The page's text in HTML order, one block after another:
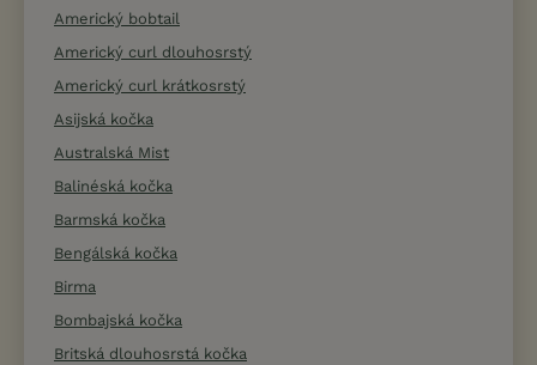
Americký bobtail
Americký curl dlouhosrstý
Americký curl krátkosrstý
Asijská kočka
Australská Mist
Balinéská kočka
Barmská kočka
Bengálská kočka
Birma
Bombajská kočka
Britská dlouhosrstá kočka